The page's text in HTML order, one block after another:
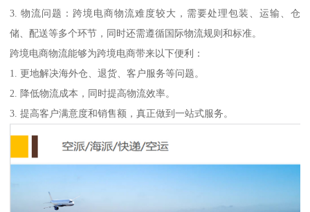
3. 物流问题：跨境电商物流难度较大，需要处理包装、运输、仓
储、配送等多个环节，同时还需遵循国际物流规则和标准。
跨境电商物流能够为跨境电商带来以下便利：
1. 更地解决海外仓、退货、客户服务等问题。
2. 降低物流成本，同时提高物流效率。
3. 提高客户满意度和销售额，真正做到一站式服务。